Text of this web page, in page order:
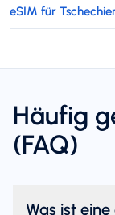
eSIM für
Häufig
(FAQ)
Was ist eine